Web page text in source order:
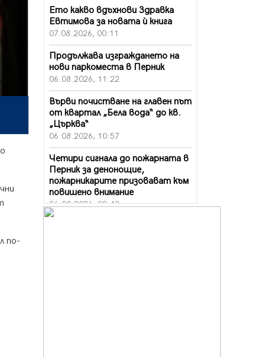
по-
Ето какво вдъхнови Здравка
Евтимова за новата ѝ книга
07.08.2026, 00:11
Продължава изграждането на
нови паркоместа в Перник
06.08.2026, 11:22
Върви почистване на главен път
от квартал „Бела вода“ до кв.
„Църква“
06.08.2026, 10:57
Четири сигнала до пожарната в
Перник за денонощие,
пожарникарите призовават към
повишено внимание
06.08.2026, 09:43